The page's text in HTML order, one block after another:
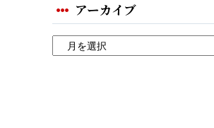
アーカイブ